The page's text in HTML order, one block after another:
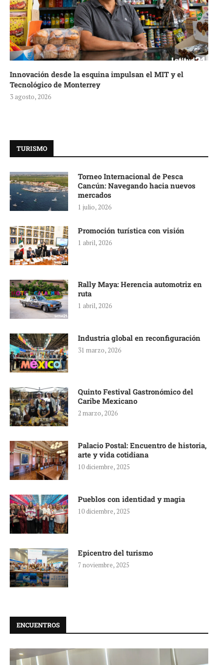
Innovación desde la esquina impulsan el MIT y el
Tecnológico de Monterrey
3 agosto, 2026
TURISMO
Torneo Internacional de Pesca
Cancún: Navegando hacia nuevos
mercados
1 julio, 2026
Promoción turística con visión
1 abril, 2026
Rally Maya: Herencia automotriz en
ruta
1 abril, 2026
Industria global en reconfiguración
31 marzo, 2026
Quinto Festival Gastronómico del
Caribe Mexicano
2 marzo, 2026
Palacio Postal: Encuentro de historia,
arte y vida cotidiana
10 diciembre, 2025
Pueblos con identidad y magia
10 diciembre, 2025
Epicentro del turismo
7 noviembre, 2025
ENCUENTROS